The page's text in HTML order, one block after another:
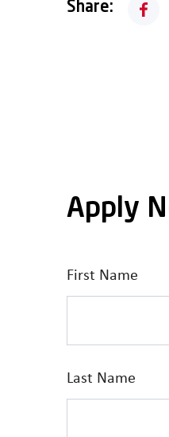
Share:
Apply
First Name
Last Name